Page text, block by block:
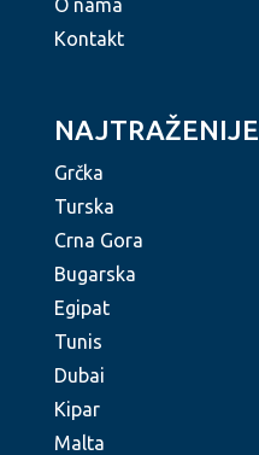
O nama
Kontakt
NAJTRAŽENIJE
Grčka
Turska
Crna Gora
Bugarska
Egipat
Tunis
Dubai
Kipar
Malta